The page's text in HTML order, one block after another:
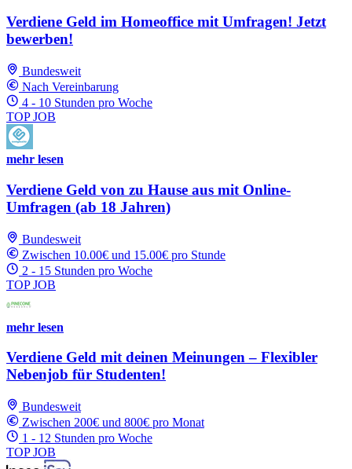
Verdiene Geld im Homeoffice mit Umfragen! Jetzt
bewerben!
Bundesweit
Nach Vereinbarung
4 - 10 Stunden pro Woche
TOP JOB
mehr lesen
Verdiene Geld von zu Hause aus mit Online-
Umfragen (ab 18 Jahren)
Bundesweit
Zwischen 10.00€ und 15.00€ pro Stunde
2 - 15 Stunden pro Woche
TOP JOB
mehr lesen
Verdiene Geld mit deinen Meinungen – Flexibler
Nebenjob für Studenten!
Bundesweit
Zwischen 200€ und 800€ pro Monat
1 - 12 Stunden pro Woche
TOP JOB